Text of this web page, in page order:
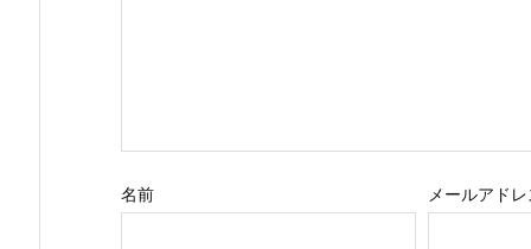
名前 メールアドレ